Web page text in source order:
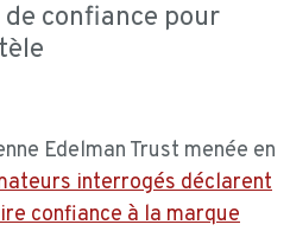
confiance pour
Edelman Trust menée en
interrogés déclarent
confiance à la marque